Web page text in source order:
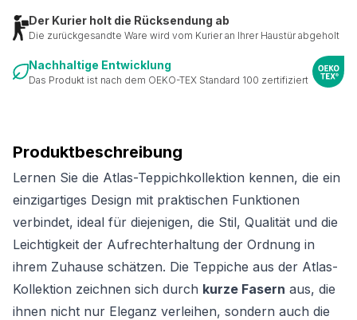
Produktbeschreibung
Lernen Sie die Atlas-Teppichkollektion kennen, die ein
einzigartiges Design mit praktischen Funktionen
verbindet, ideal für diejenigen, die Stil, Qualität und die
Leichtigkeit der Aufrechterhaltung der Ordnung in
ihrem Zuhause schätzen. Die Teppiche aus der Atlas-
Kollektion zeichnen sich durch kurze Fasern aus, die
ihnen nicht nur Eleganz verleihen, sondern auch die
Der Kurier holt die Rücksendung ab
Die zurückgesandte Ware wird vom Kurier an Ihrer Haustür abgeholt
Nachhaltige Entwicklung
Das Produkt ist nach dem OEKO-TEX Standard 100 zertifiziert